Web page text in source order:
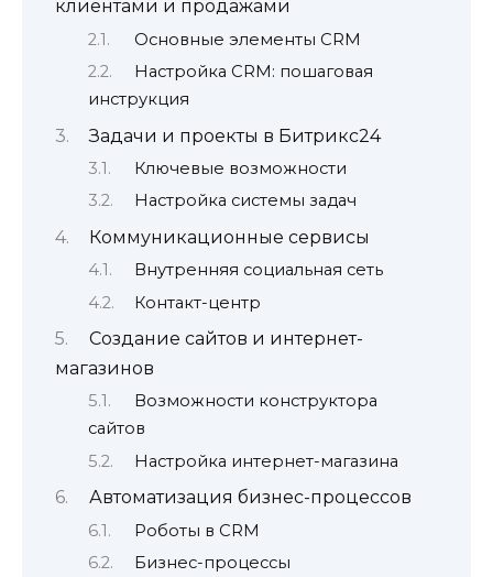
клиентами и продажами
Основные элементы CRM
Настройка CRM: пошаговая
инструкция
Задачи и проекты в Битрикс24
Ключевые возможности
Настройка системы задач
Коммуникационные сервисы
Внутренняя социальная сеть
Контакт-центр
Создание сайтов и интернет-
магазинов
Возможности конструктора
сайтов
Настройка интернет-магазина
Автоматизация бизнес-процессов
Роботы в CRM
Бизнес-процессы